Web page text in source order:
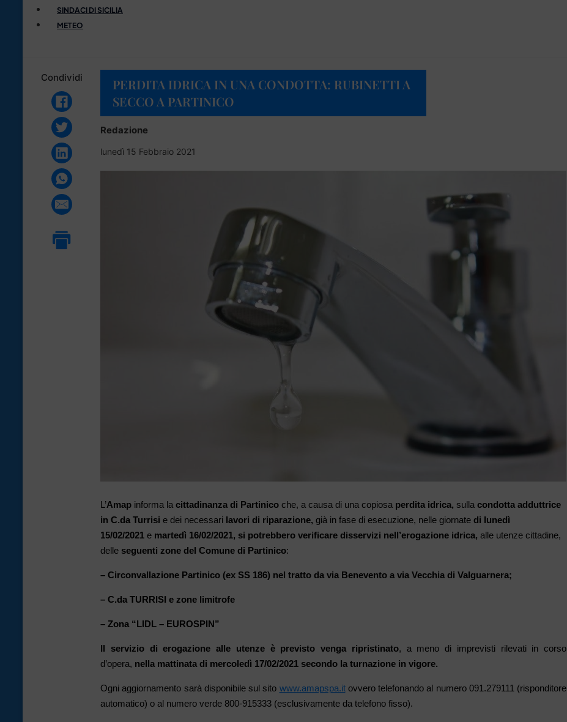
SINDACI DI SICILIA
METEO
Condividi
PERDITA IDRICA IN UNA CONDOTTA: RUBINETTI A
SECCO A PARTINICO
Redazione
lunedì 15 Febbraio 2021
L’Amap informa la cittadinanza di Partinico che, a causa di una copiosa perdita idrica, sulla condotta adduttrice
in C.da Turrisi e dei necessari lavori di riparazione, già in fase di esecuzione, nelle giornate di lunedì
15/02/2021 e martedì 16/02/2021, si potrebbero verificare disservizi nell’erogazione idrica, alle utenze cittadine,
delle seguenti zone del Comune di Partinico:
– Circonvallazione Partinico (ex SS 186) nel tratto da via Benevento a via Vecchia di Valguarnera;
– C.da TURRISI e zone limitrofe
– Zona “LIDL – EUROSPIN”
Il servizio di erogazione alle utenze è previsto venga ripristinato, a meno di imprevisti rilevati in corso
d’opera, nella mattinata di mercoledì 17/02/2021 secondo la turnazione in vigore.
Ogni aggiornamento sarà disponibile sul sito www.amapspa.itovvero telefonando al numero 091.279111 (risponditore
automatico) o al numero verde 800-915333 (esclusivamente da telefono fisso).